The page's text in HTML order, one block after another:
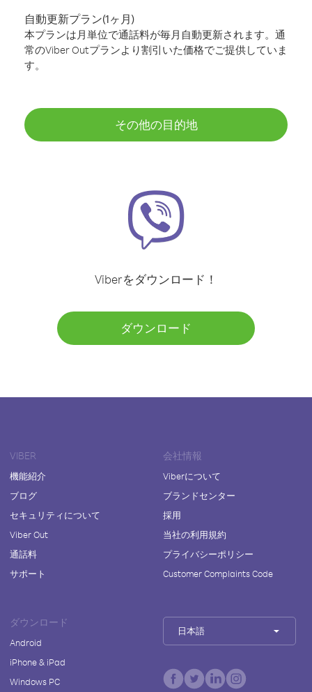
自動更新プラン(1ヶ月)
本プランは月単位で通話料が毎月自動更新されます。通
常のViber Outプランより割引いた価格でご提供していま
す。
その他の目的地
Viberをダウンロード！
ダウンロード
VIBER
機能紹介
ブログ
セキュリティについて
Viber Out
通話料
サポート
会社情報
Viberについて
ブランドセンター
採用
当社の利用規約
プライバシーポリシー
Customer Complaints Code
ダウンロード
Android
iPhone & iPad
Windows PC
日本語